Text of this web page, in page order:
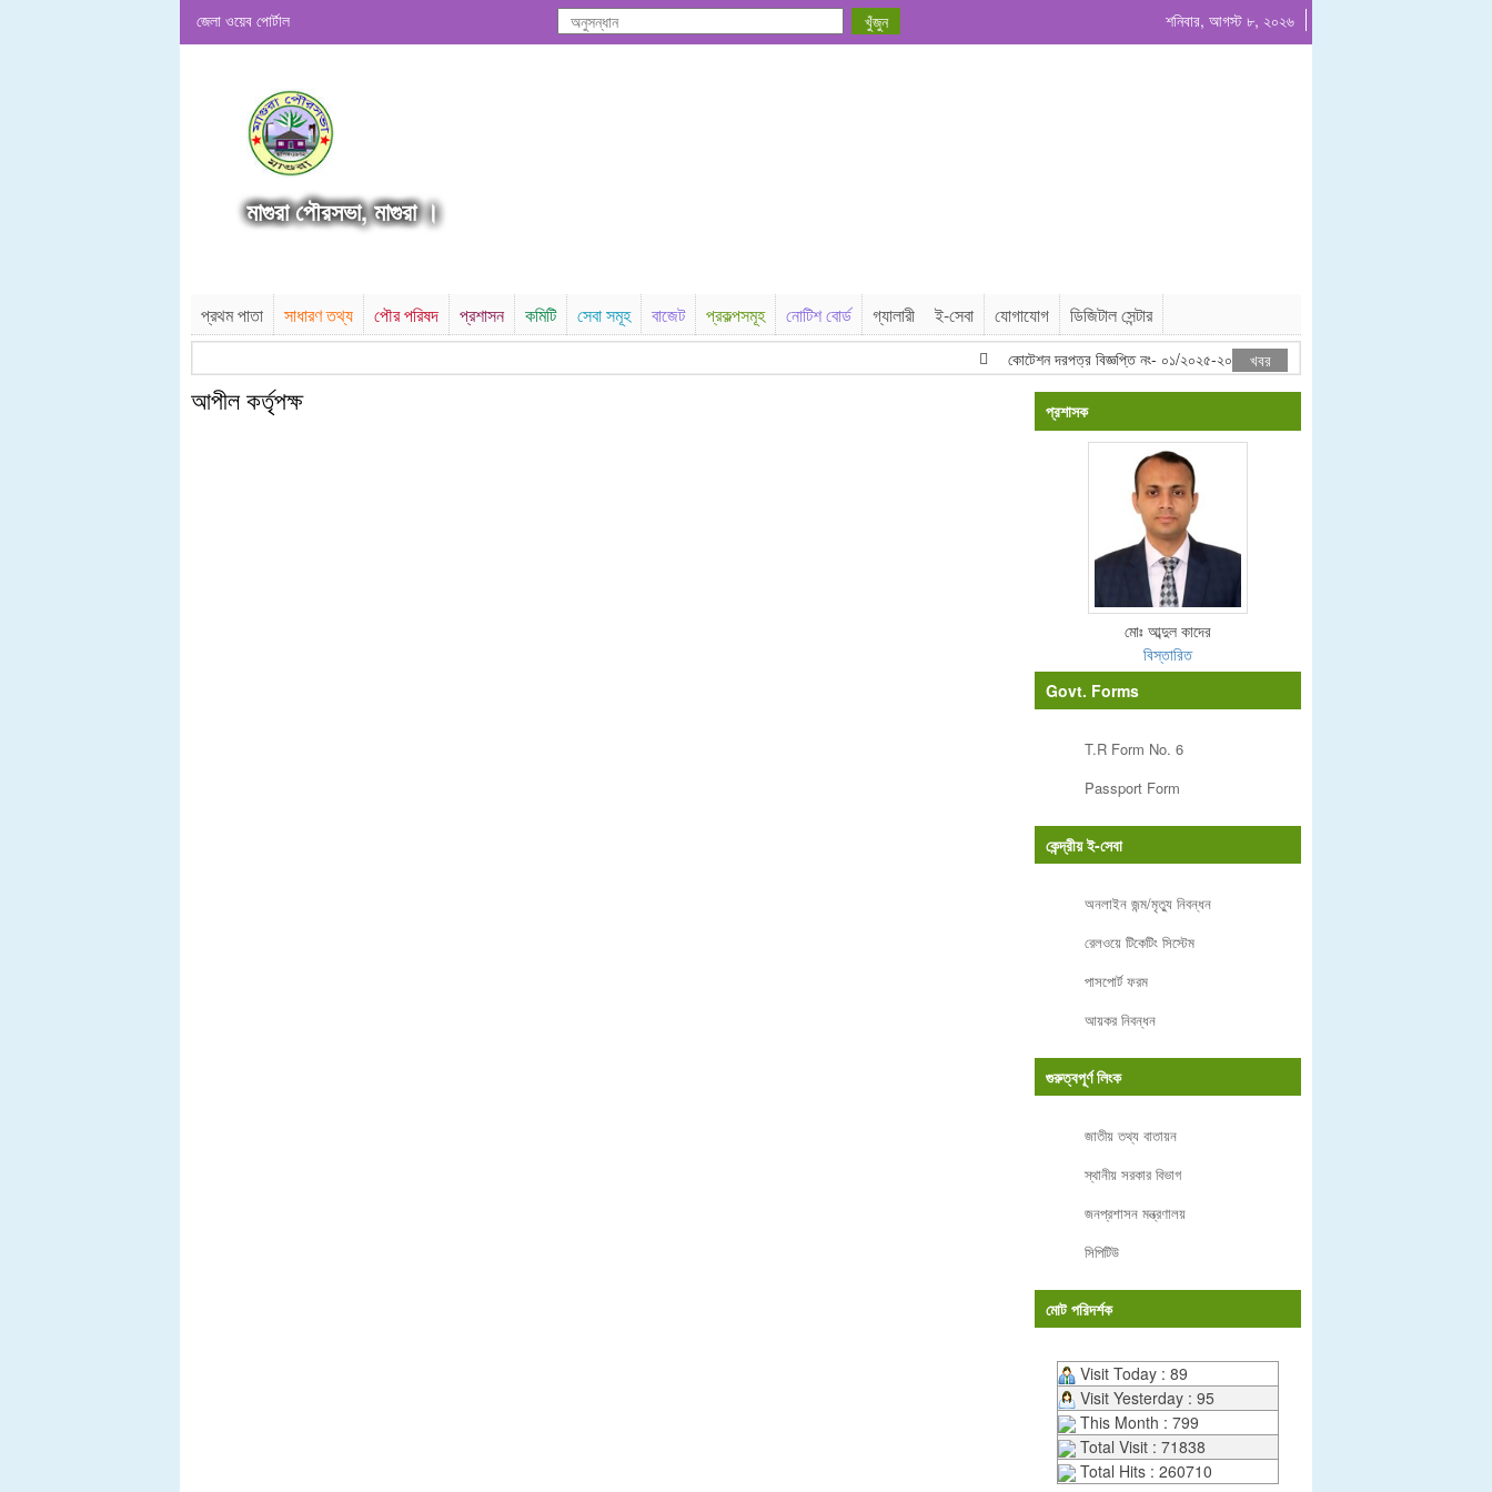
জেলা ওয়েব পোর্টাল শনিবার, আগস্ট ৮, ২০২৬
মাগুরা পৌরসভা, মাগুরা ।
প্রথম পাতা সাধারণ তথ্য পৌর পরিষদ প্রশাসন কমিটি সেবা সমূহ বাজেট প্রকল্পসমূহ নোটিশ বোর্ড গ্যালারী ই-সেবা যোগাযোগ ডিজিটাল সেন্টার
কোটেশন দরপত্র বিজ্ঞপ্তি নং- ০১/২০২৫-২০২৬ খবর
আপীল কর্তৃপক্ষ প্রশাসক
মোঃ আব্দুল কাদের
বিস্তারিত
Govt. Forms
T.R Form No. 6
Passport Form
কেন্দ্রীয় ই-সেবা
অনলাইন জন্ম/মৃত্যু নিবন্ধন
রেলওয়ে টিকেটিং সিস্টেম
পাসপোর্ট ফরম
আয়কর নিবন্ধন
গুরুত্বপূর্ণ লিংক
জাতীয় তথ্য বাতায়ন
স্থানীয় সরকার বিভাগ
জনপ্রশাসন মন্ত্রণালয়
সিপিটিউ
মোট পরিদর্শক
Visit Today : 89
Visit Yesterday : 95
This Month : 799
Total Visit : 71838
Total Hits : 260710